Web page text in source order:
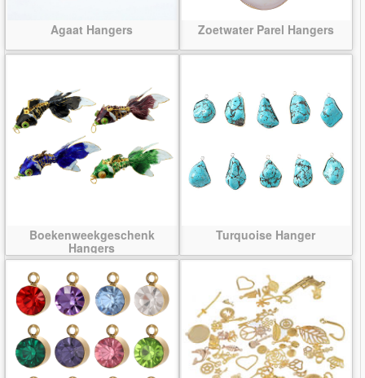
Agaat Hangers Zoetwater Parel Hangers
Boekenweekgeschenk
Hangers
Turquoise Hanger